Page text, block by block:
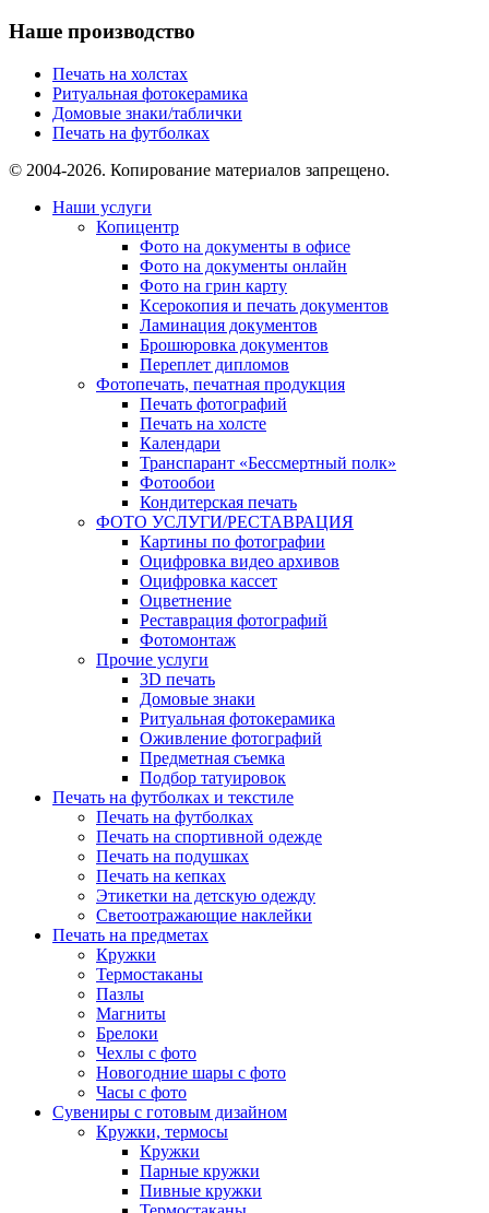
Наше производство
Печать на холстах
Ритуальная фотокерамика
Домовые знаки/таблички
Печать на футболках
© 2004-2026. Копирование материалов запрещено.
Наши услуги
Копицентр
Фото на документы в офисе
Фото на документы онлайн
Фото на грин карту
Ксерокопия и печать документов
Ламинация документов
Брошюровка документов
Переплет дипломов
Фотопечать, печатная продукция
Печать фотографий
Печать на холсте
Календари
Транспарант «Бессмертный полк»
Фотообои
Кондитерская печать
ФОТО УСЛУГИ/РЕСТАВРАЦИЯ
Картины по фотографии
Оцифровка видео архивов
Оцифровка кассет
Оцветнение
Реставрация фотографий
Фотомонтаж
Прочие услуги
3D печать
Домовые знаки
Ритуальная фотокерамика
Оживление фотографий
Предметная съемка
Подбор татуировок
Печать на футболках и текстиле
Печать на футболках
Печать на спортивной одежде
Печать на подушках
Печать на кепках
Этикетки на детскую одежду
Светоотражающие наклейки
Печать на предметах
Кружки
Термостаканы
Пазлы
Магниты
Брелоки
Чехлы с фото
Новогодние шары с фото
Часы с фото
Сувениры с готовым дизайном
Кружки, термосы
Кружки
Парные кружки
Пивные кружки